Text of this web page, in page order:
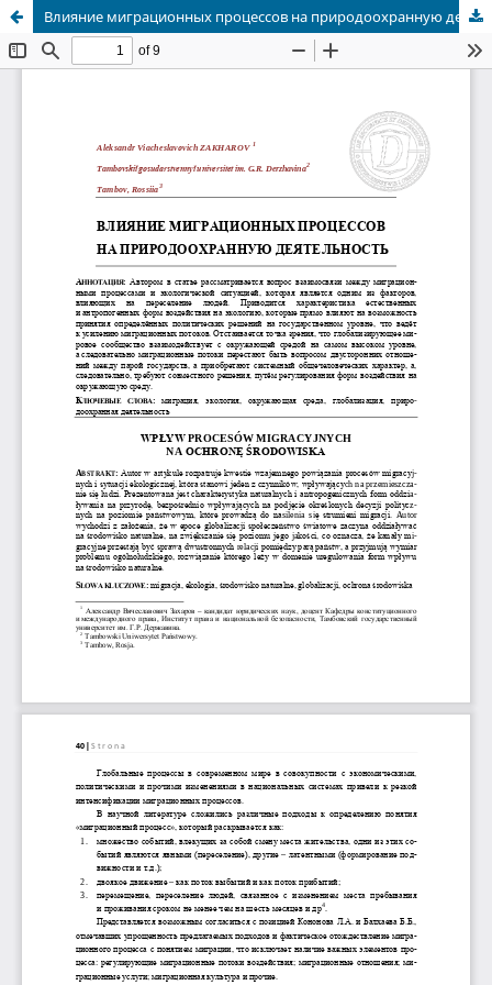
Влияние миграционных процессов на природоохранную деятельность